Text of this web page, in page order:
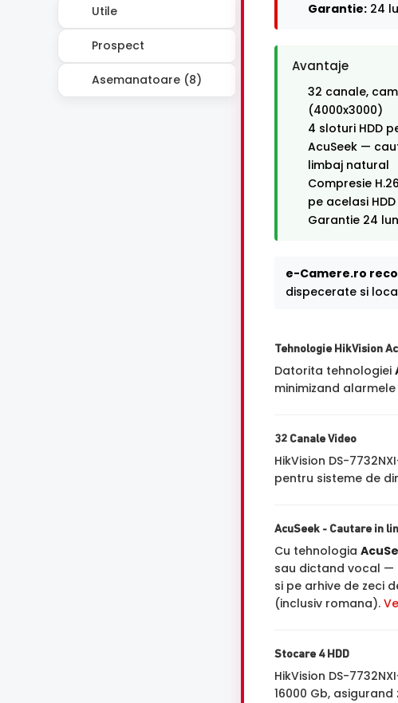
Utile
Prospect
Asemanatoare (8)
Garantie: 24
Avantaje
32 canale,
(4000x3000)
4 sloturi HDD
AcuSeek —
limbaj natural
Compresie
pe acelasi HDD
Garantie 24
e-Camere.ro
dispecerate si
Tehnologie HikVision
Datorita tehnologiei
minimizand
32 Canale Video
HikVision DS-
pentru sisteme de
AcuSeek - Cautare in
Cu tehnologia
sau dictand vocal —
si pe arhive de zeci
(inclusiv romana).
Stocare 4 HDD
HikVision DS-
16000 Gb,